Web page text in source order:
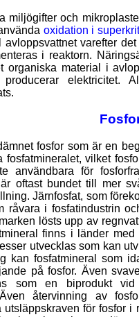
miljögifter och
oxidation i
varefter
i reaktorn.
organiska material i
producerar elektricitet.
fosfor som är en
fosfatmineralet, vilket
användbara för
oftast bundet till mer
Järnfosfat, som
råvara i fosfatindustrin
lösts upp av
finns i länder
utvecklas som kan
kan fosfatmineral som
på fosfor. Även
som en biprodukt
Även återvinning av
för fosfor